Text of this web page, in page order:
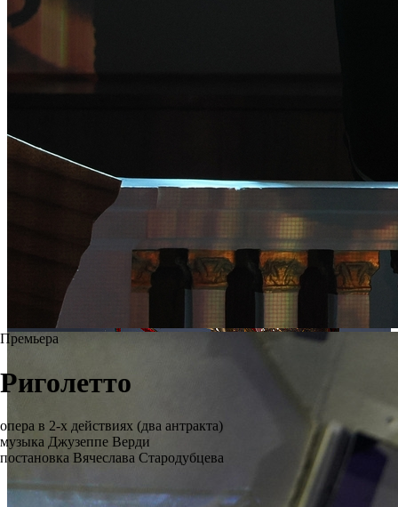
Премьера
Риголетто
опера в 2-х действиях (два антракта)
музыка Джузеппе Верди
постановка Вячеслава Стародубцева